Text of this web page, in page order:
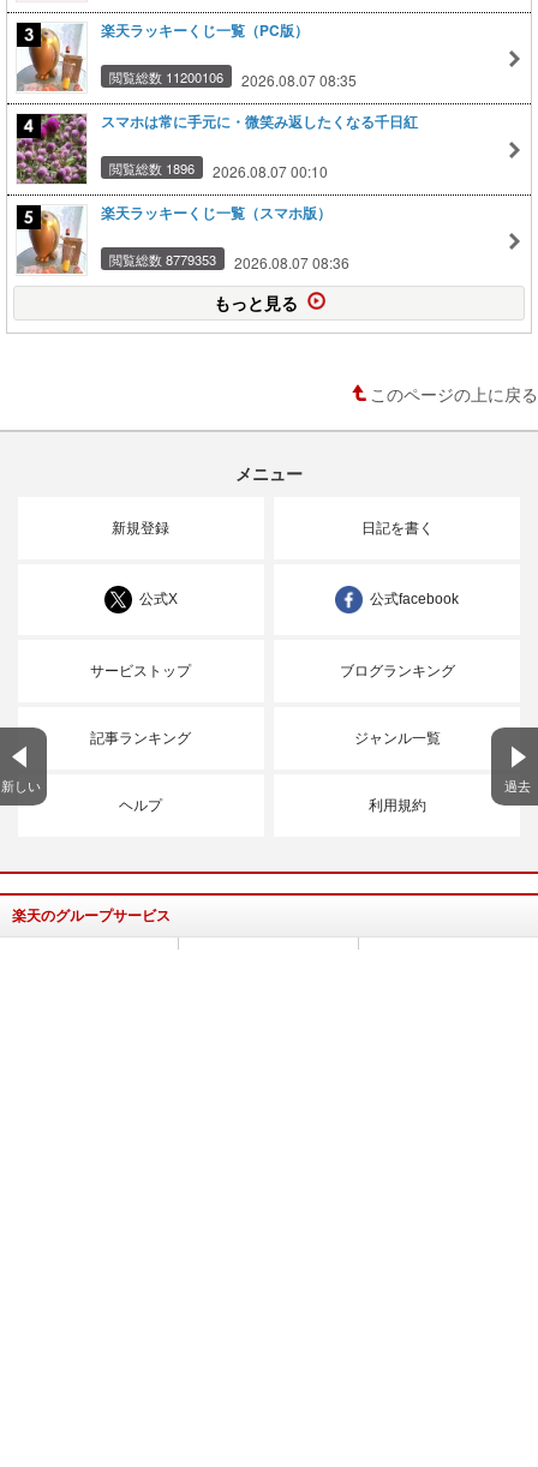
新しい 過去
楽天ラッキーくじ一覧（PC版）
閲覧総数 11200106 2026.08.07 08:35
スマホは常に手元に・微笑み返したくなる千日紅
閲覧総数 1896 2026.08.07 00:10
楽天ラッキーくじ一覧（スマホ版）
閲覧総数 8779353 2026.08.07 08:36
もっと見る
このページの上に戻る
メニュー
新規登録 日記を書く
公式X 公式facebook
サービストップ ブログランキング
記事ランキング ジャンル一覧
ヘルプ 利用規約
楽天のグループサービス